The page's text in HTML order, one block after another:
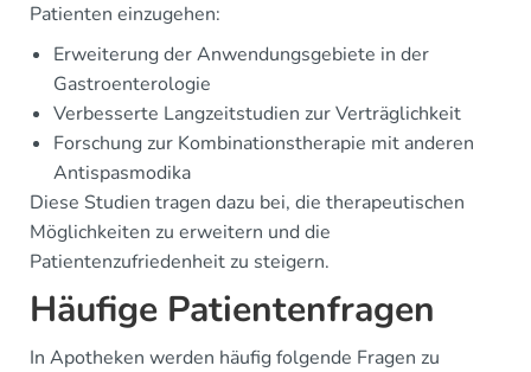
Patienten einzugehen:
Erweiterung der Anwendungsgebiete in der
Gastroenterologie
Verbesserte Langzeitstudien zur Verträglichkeit
Forschung zur Kombinationstherapie mit anderen
Antispasmodika
Diese Studien tragen dazu bei, die therapeutischen
Möglichkeiten zu erweitern und die
Patientenzufriedenheit zu steigern.
Häufige Patientenfragen
In Apotheken werden häufig folgende Fragen zu